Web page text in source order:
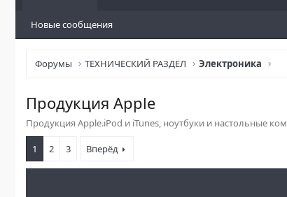
Новые сообщения
Форумы ТЕХНИЧЕСКИЙ РАЗДЕЛ Электроника
Продукция Apple
Продукция Apple.iPod и iTunes, ноутбуки и настольные
1 2 3 Вперёд